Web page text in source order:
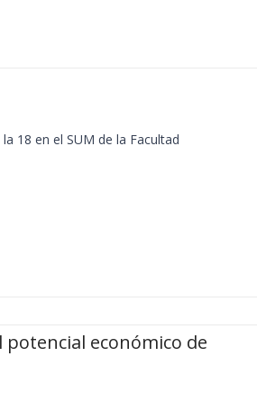
18 en el SUM de la Facultad
económico de